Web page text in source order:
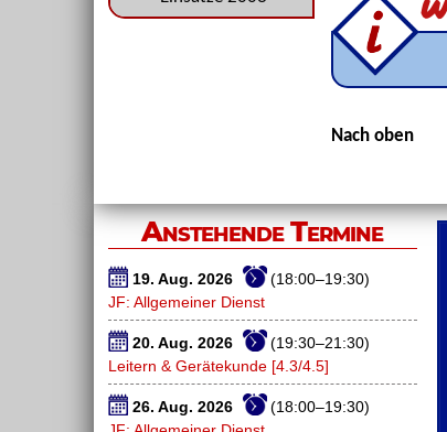
Nach oben
Anstehende Termine
19. Aug. 2026
(18:00–19:30)
JF: Allgemeiner Dienst
20. Aug. 2026
(19:30–21:30)
Leitern & Gerätekunde [4.3/4.5]
26. Aug. 2026
(18:00–19:30)